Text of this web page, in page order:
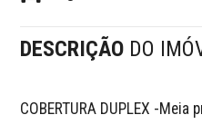
DESCRIÇÃO DO
COBERTURA DUPLEX -Meia